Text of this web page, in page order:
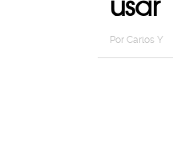
usar
Por Carlos Y